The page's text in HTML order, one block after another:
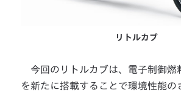
リトルカブ
今回のリトルカブは、電子制御燃
を新たに搭載することで環境性能の